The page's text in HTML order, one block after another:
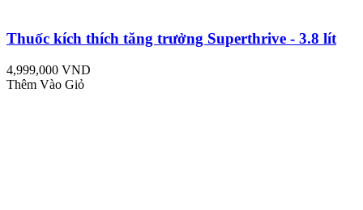
Thuốc kích thích tăng trưởng Superthrive - 3.8 lít
4,999,000 VND
Thêm Vào Giỏ